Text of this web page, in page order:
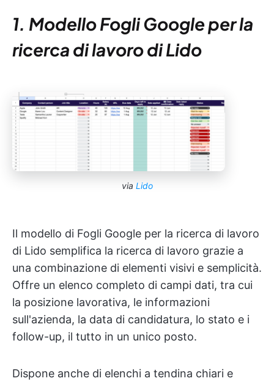
1. Modello Fogli Google per la
ricerca di lavoro di Lido
via Lido
Il modello di Fogli Google per la ricerca di lavoro
di Lido semplifica la ricerca di lavoro grazie a
una combinazione di elementi visivi e semplicità.
Offre un elenco completo di campi dati, tra cui
la posizione lavorativa, le informazioni
sull'azienda, la data di candidatura, lo stato e i
follow-up, il tutto in un unico posto.
Dispone anche di elenchi a tendina chiari e